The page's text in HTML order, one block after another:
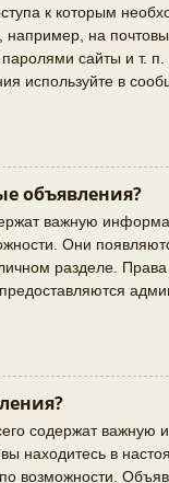
к которым
например, на
сайты и т. п.
используйте в
объявления?
важную
Они
разделе. Права
содержат важную
находитесь в
возможности.